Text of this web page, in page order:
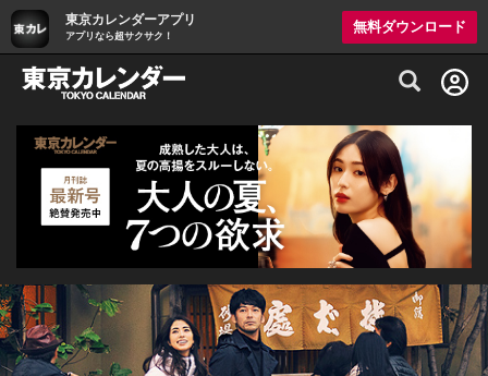
東京カレンダーアプリ
アプリなら超サクサク！
無料ダウンロード
グルメ情報・プレミアムレストラン予約